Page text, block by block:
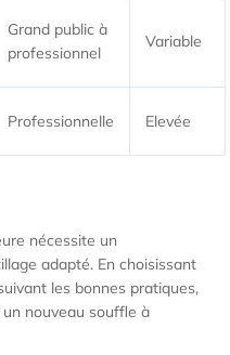
Grand public à
professionnel
Variable
Professionnelle Elevée
nécessite un
adapté. En choisissant
les bonnes pratiques,
nouveau souffle à